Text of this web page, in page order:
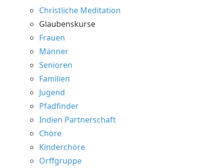
Christliche Meditation
Glaubenskurse
Frauen
Männer
Senioren
Familien
Jugend
Pfadfinder
Indien Partnerschaft
Chöre
Kinderchöre
Orffgruppe